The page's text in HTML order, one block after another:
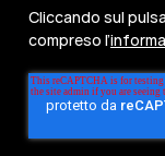
Cliccando sul
compreso l’